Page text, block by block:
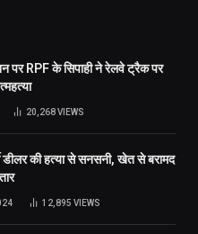
पर RPF के सिपाही ने रेलवे ट्रैक पर
20,268VIEWS
डीलर की हत्या से सनसनी, खेत से बरामद
12,895 VIEWS